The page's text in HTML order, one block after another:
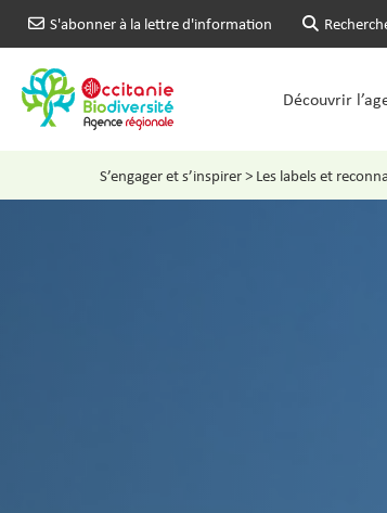
S'abonner à la lettre d'information
Découvrir
S’engager et s’inspirer> Les labels et